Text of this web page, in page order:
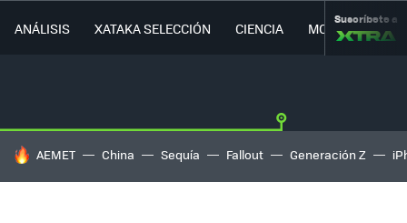
ANÁLISIS XATAKA SELECCIÓN CIENCIA MOVILIDAD
Suscríbete a
HOY SE HABLA DE
AEMET China Sequía Fallout Generación Z